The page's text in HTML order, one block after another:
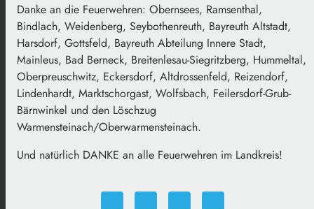
Danke an die Feuerwehren: Obernsees, Ramsenthal,
Bindlach, Weidenberg, Seybothenreuth, Bayreuth Altstadt,
Harsdorf, Gottsfeld, Bayreuth Abteilung Innere Stadt,
Mainleus, Bad Berneck, Breitenlesau-Siegritzberg, Hummeltal,
Oberpreuschwitz, Eckersdorf, Altdrossenfeld, Reizendorf,
Lindenhardt, Marktschorgast, Wolfsbach, Feilersdorf-Grub-
Bärnwinkel und den Löschzug
Warmensteinach/Oberwarmensteinach.
Und natürlich DANKE an alle Feuerwehren im Landkreis!